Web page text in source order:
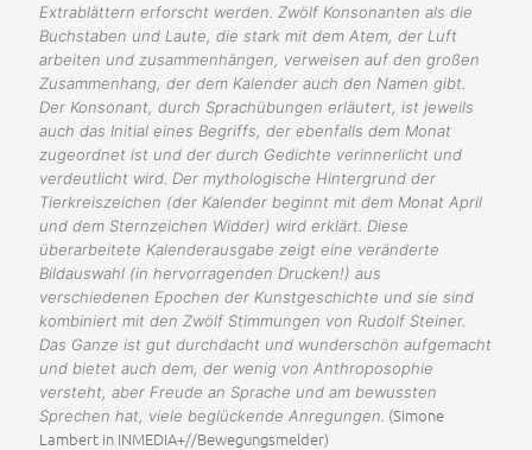
Extrablättern erforscht werden. Zwölf Konsonanten als die
Buchstaben und Laute, die stark mit dem Atem, der Luft
arbeiten und zusammenhängen, verweisen auf den großen
Zusammenhang, der dem Kalender auch den Namen gibt.
Der Konsonant, durch Sprachübungen erläutert, ist jeweils
auch das Initial eines Begriffs, der ebenfalls dem Monat
zugeordnet ist und der durch Gedichte verinnerlicht und
verdeutlicht wird. Der mythologische Hintergrund der
Tierkreiszeichen (der Kalender beginnt mit dem Monat April
und dem Sternzeichen Widder) wird erklärt. Diese
überarbeitete Kalenderausgabe zeigt eine veränderte
Bildauswahl (in hervorragenden Drucken!) aus
verschiedenen Epochen der Kunstgeschichte und sie sind
kombiniert mit den Zwölf Stimmungen von Rudolf Steiner.
Das Ganze ist gut durchdacht und wunderschön aufgemacht
und bietet auch dem, der wenig von Anthroposophie
versteht, aber Freude an Sprache und am bewussten
Sprechen hat, viele beglückende Anregungen. (Simone
Lambert in INMEDIA+//Bewegungsmelder)